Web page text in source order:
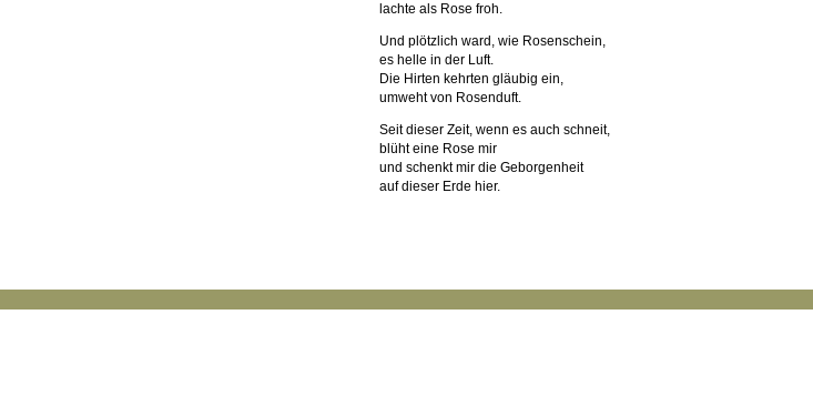
lachte als Rose froh.
Und plötzlich ward, wie Rosenschein,
es helle in der Luft.
Die Hirten kehrten gläubig ein,
umweht von Rosenduft.
Seit dieser Zeit, wenn es auch schneit,
blüht eine Rose mir
und schenkt mir die Geborgenheit
auf dieser Erde hier.